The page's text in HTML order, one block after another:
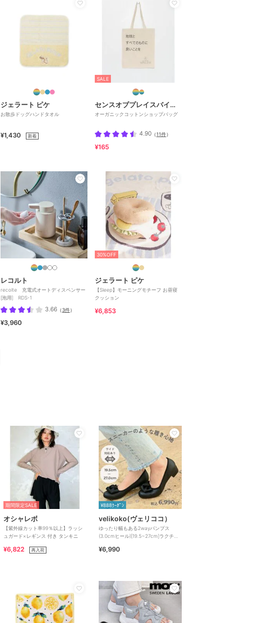
ジェラート ピケ
お散歩ドッグハンドタオル
¥1,430 新着
SALE
センスオブプレイスバイアーバンリサーチ
オーガニックコットンショップバッグ
4.90 （11件）
¥165
レコルト
recolte 充電式オートディスペンサー
[泡用] RDS-1
3.66 （3件）
¥3,960
30%OFF
ジェラート ピケ
【Sleep】モーニングモチーフ お昼寝
クッション
¥6,853
期間限定SALE
オシャレボ
【紫外線カット率99％以上】ラッシ
ュガード×レギンス 付き タンキニ
¥6,822 再入荷
¥888ｸｰﾎﾟﾝ
velikoko(ヴェリココ）
ゆったり幅もある2wayパンプス
(3.0cmヒール)[19.5~27cm]ラクチン
¥6,990